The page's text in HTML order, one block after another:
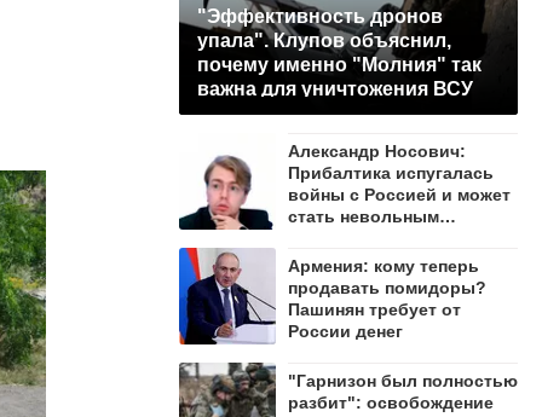
"Эффективность дронов
упала". Клупов объяснил,
почему именно "Молния" так
важна для уничтожения ВСУ
Александр Носович:
Прибалтика испугалась
войны с Россией и может
стать невольным
Армения: кому теперь
продавать помидоры?
Пашинян требует от
России денег
"Гарнизон был полностью
разбит": освобождение